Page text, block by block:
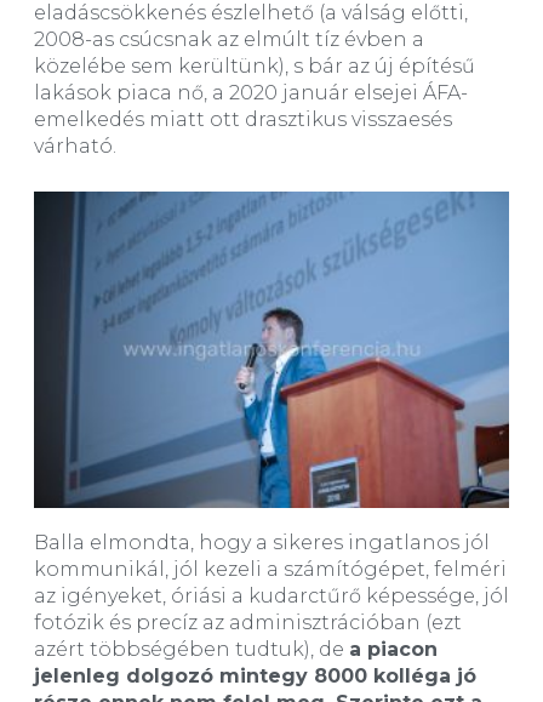
eladáscsökkenés észlelhető (a válság előtti,
2008-as csúcsnak az elmúlt tíz évben a
közelébe sem kerültünk), s bár az új építésű
lakások piaca nő, a 2020 január elsejei ÁFA-
emelkedés miatt ott drasztikus visszaesés
várható.
Balla elmondta, hogy a sikeres ingatlanos jól
kommunikál, jól kezeli a számítógépet, felméri
az igényeket, óriási a kudarctűrő képessége, jól
fotózik és precíz az adminisztrációban (ezt
azért többségében tudtuk), de a piacon
jelenleg dolgozó mintegy 8000 kolléga jó